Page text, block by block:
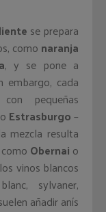
se prepara
como naranja
, y se pone a
embargo, cada
pequeñas
Estrasburgo–
mezcla resulta
Obernai o
vinos blancos
sylvaner,
añadir anís